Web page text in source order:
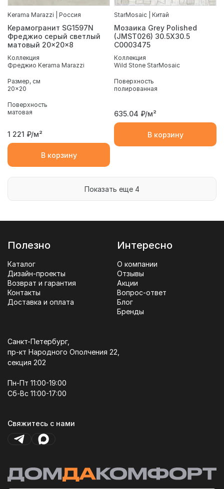
Kerama Marazzi | Россия
Керамогранит SG1597N
Фреджио серый светлый
матовый 20x20x8
Коллекция
Фреджио Kerama Marazzi
Размер, см
20x20
Поверхность
матовая
1 221 ₽/м²
В корзину
StarMosaic | Китай
Мозаика Grey Polished
(JMST026) 30.5X30.5
С0003475
Коллекция
Wild Stone StarMosaic
Поверхность
полированная
635.04 ₽/м²
В корзину
Показать еще 4
Полезно
Каталог
Дизайн-проекты
Возврат и гарантия
Контакты
Доставка и оплата
Интересно
О компании
Отзывы
Акции
Вопрос-ответ
Блог
Бренды
Санкт-Петербург,
пр-кт Народного Ополчения 22,
секция 202
Пн-Пт 11:00-19:00
Сб-Вс 11:00-17:00
Свяжитесь с нами